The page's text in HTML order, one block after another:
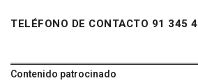
TELÉFONO DE CONTACTO 91 345
Contenido patrocinado